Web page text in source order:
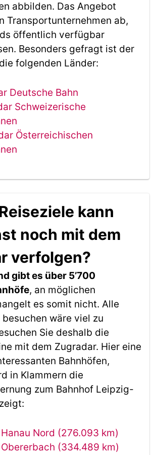
abbilden. Das Angebot
Transportunternehmen ab,
öffentlich verfügbar
Besonders gefragt ist der
folgenden Länder:
Deutsche Bahn
Schweizerische
Österreichischen
kann
noch mit dem
verfolgen?
gibt es über 5’700
, an möglichen
es somit nicht. Alle
wäre viel zu
Sie deshalb die
mit dem Zugradar. Hier eine
Bahnhöfen,
in Klammern die
zum Bahnhof Leipzig-
Nord (276.093 km)
(334.489 km)